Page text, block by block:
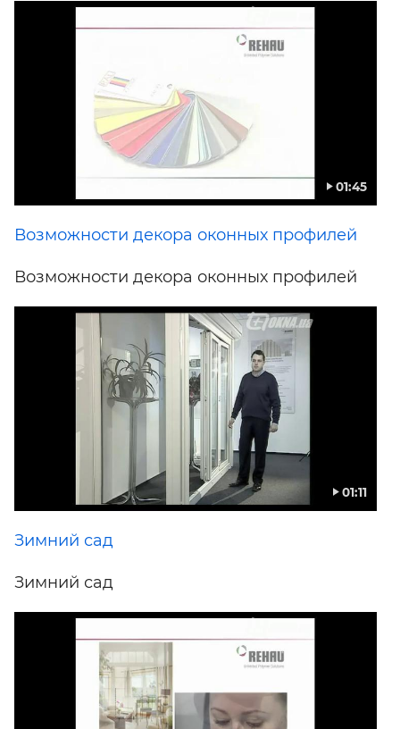
01:45
Возможности декора оконных профилей
Возможности декора оконных профилей
01:11
Зимний сад
Зимний сад